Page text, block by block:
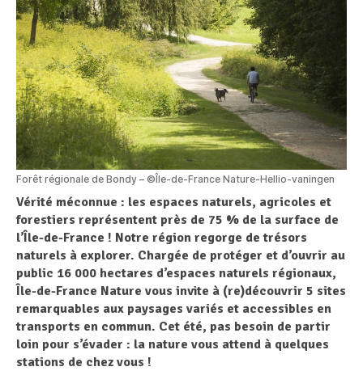
Forêt régionale de Bondy – ©Île-de-France Nature-Hellio-vaningen
Vérité méconnue : les espaces naturels, agricoles et
forestiers représentent près de 75 % de la surface de
l’Île-de-France ! Notre région regorge de trésors
naturels à explorer. Chargée de protéger et d’ouvrir au
public 16 000 hectares d’espaces naturels régionaux,
Île-de-France Nature vous invite à (re)découvrir 5 sites
remarquables aux paysages variés et accessibles en
transports en commun. Cet été, pas besoin de partir
loin pour s’évader : la nature vous attend à quelques
stations de chez vous !